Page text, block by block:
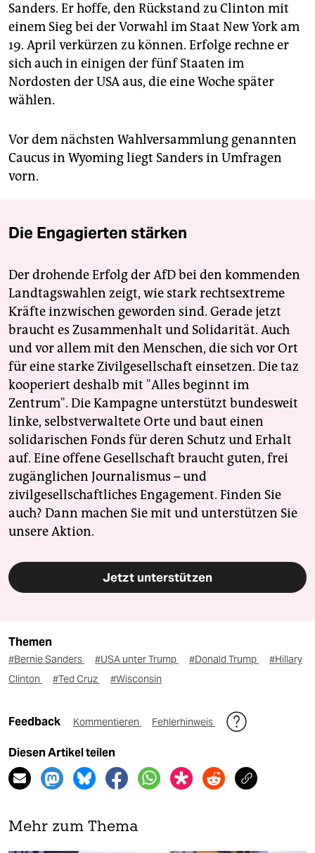
Sanders. Er hoffe, den Rückstand zu Clinton mit
einem Sieg bei der Vorwahl im Staat New York am
19. April verkürzen zu können. Erfolge rechne er
sich auch in einigen der fünf Staaten im
Nordosten der USA aus, die eine Woche später
wählen.
Vor dem nächsten Wahlversammlung genannten
Caucus in Wyoming liegt Sanders in Umfragen
vorn.
Die Engagierten stärken
Der drohende Erfolg der AfD bei den kommenden
Landtagswahlen zeigt, wie stark rechtsextreme
Kräfte inzwischen geworden sind. Gerade jetzt
braucht es Zusammenhalt und Solidarität. Auch
und vor allem mit den Menschen, die sich vor Ort
für eine starke Zivilgesellschaft einsetzen. Die taz
kooperiert deshalb mit "Alles beginnt im
Zentrum". Die Kampagne unterstützt bundesweit
linke, selbstverwaltete Orte und baut einen
solidarischen Fonds für deren Schutz und Erhalt
auf. Eine offene Gesellschaft braucht guten, frei
zugänglichen Journalismus – und
zivilgesellschaftliches Engagement. Finden Sie
auch? Dann machen Sie mit und unterstützen Sie
unsere Aktion.
Jetzt unterstützen
Themen
#Bernie Sanders #USA unter Trump #Donald Trump
#Hillary
Clinton
#Ted Cruz #Wisconsin
Feedback Kommentieren Fehlerhinweis
Diesen Artikel teilen
Mehr zum Thema